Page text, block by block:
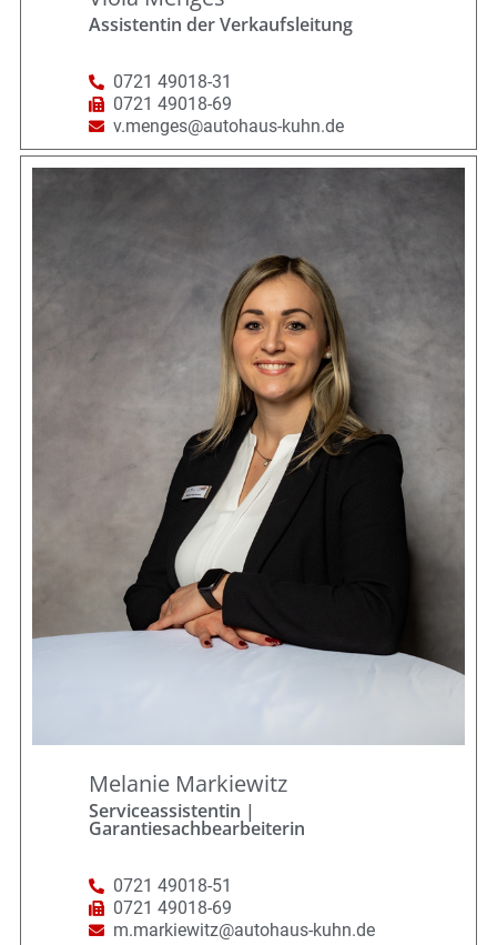
Assistentin der Verkaufsleitung
0721 49018-31
0721 49018-69
v.menges@autohaus-kuhn.de
Melanie Markiewitz
Serviceassistentin |
Garantiesachbearbeiterin
0721 49018-51
0721 49018-69
m.markiewitz@autohaus-kuhn.de